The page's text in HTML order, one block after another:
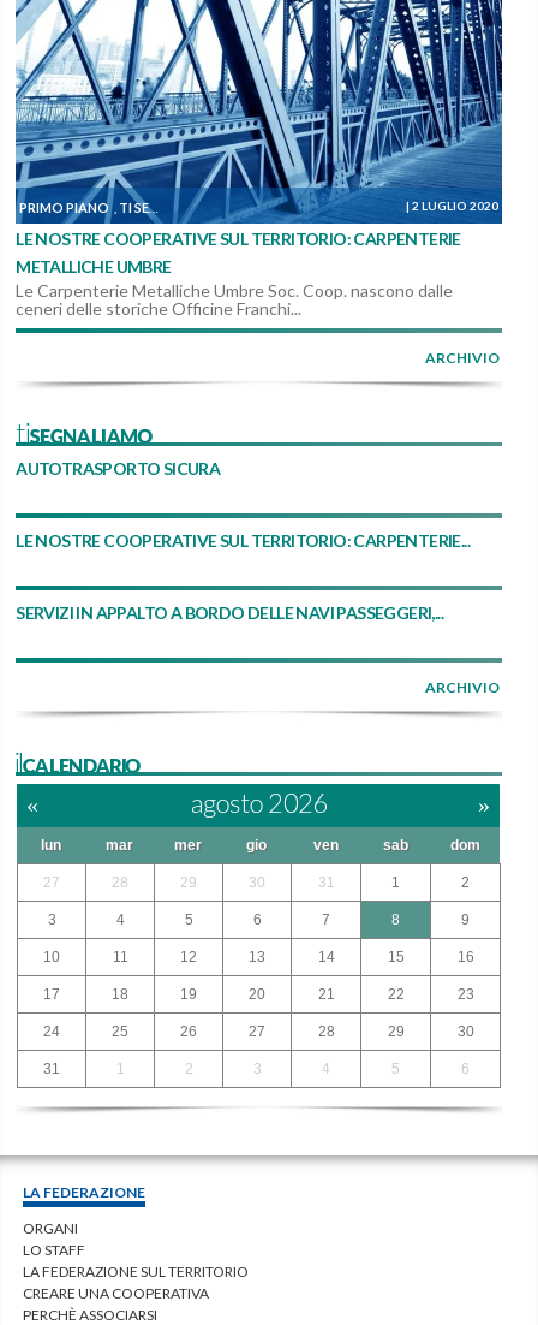
PRIMO PIANO , TI SEGNALIAMO DALLE COOPERATIVE | 2 LUGLIO 2020
LE NOSTRE COOPERATIVE SUL TERRITORIO: CARPENTERIE
METALLICHE UMBRE
Le Carpenterie Metalliche Umbre Soc. Coop. nascono dalle
ceneri delle storiche Officine Franchi...
ARCHIVIO
tiSEGNALIAMO
AUTOTRASPORTO SICURA
LE NOSTRE COOPERATIVE SUL TERRITORIO: CARPENTERIE...
SERVIZI IN APPALTO A BORDO DELLE NAVI PASSEGGERI,...
ARCHIVIO
ilCALENDARIO
« agosto 2026 »
lun mar mer gio ven sab dom
27 28 29 30 31 1 2
3 4 5 6 7 8 9
10 11 12 13 14 15 16
17 18 19 20 21 22 23
24 25 26 27 28 29 30
31 1 2 3 4 5 6
LA FEDERAZIONE
ORGANI
LO STAFF
LA FEDERAZIONE SUL TERRITORIO
CREARE UNA COOPERATIVA
PERCHÈ ASSOCIARSI